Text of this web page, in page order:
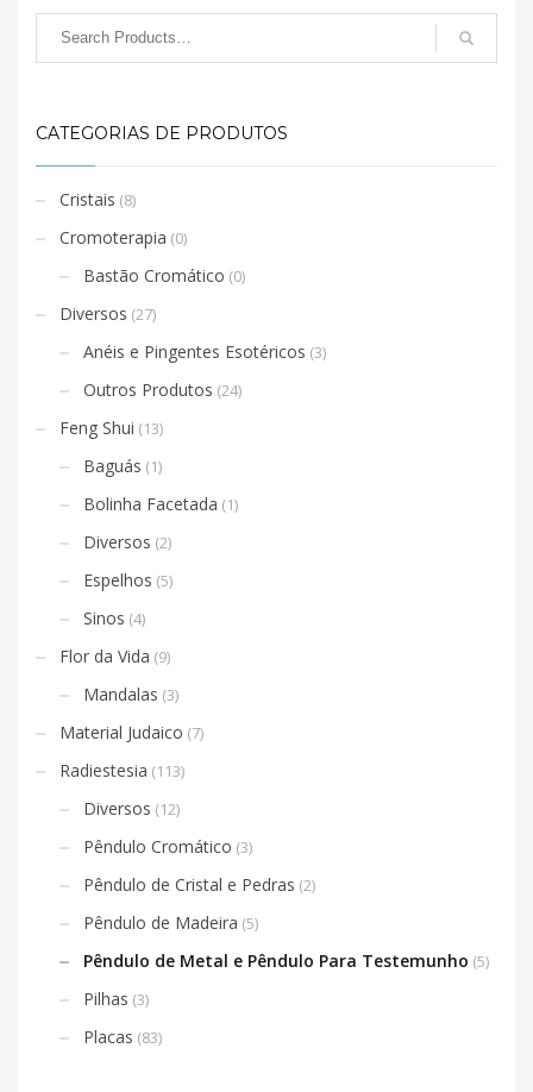
CATEGORIAS DE PRODUTOS
Cristais (8)
Cromoterapia (0)
Bastão Cromático (0)
Diversos (27)
Anéis e Pingentes Esotéricos (3)
Outros Produtos (24)
Feng Shui (13)
Baguás (1)
Bolinha Facetada (1)
Diversos (2)
Espelhos (5)
Sinos (4)
Flor da Vida (9)
Mandalas (3)
Material Judaico (7)
Radiestesia (113)
Diversos (12)
Pêndulo Cromático (3)
Pêndulo de Cristal e Pedras (2)
Pêndulo de Madeira (5)
Pêndulo de Metal e Pêndulo Para Testemunho (5)
Pilhas (3)
Placas (83)